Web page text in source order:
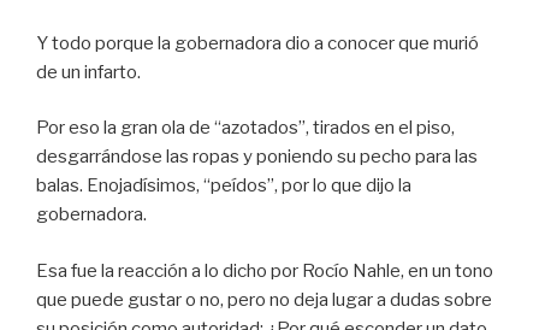
Y todo porque la gobernadora dio a conocer que murió
de un infarto.
Por eso la gran ola de “azotados”, tirados en el piso,
desgarrándose las ropas y poniendo su pecho para las
balas. Enojadísimos, “peídos”, por lo que dijo la
gobernadora.
Esa fue la reacción a lo dicho por Rocío Nahle, en un tono
que puede gustar o no, pero no deja lugar a dudas sobre